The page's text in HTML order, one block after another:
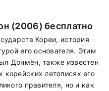
(2006) бесплатно
Кореи, история
его основателя. Этим
Донмён, также известен
летописях его
правителя, но и как